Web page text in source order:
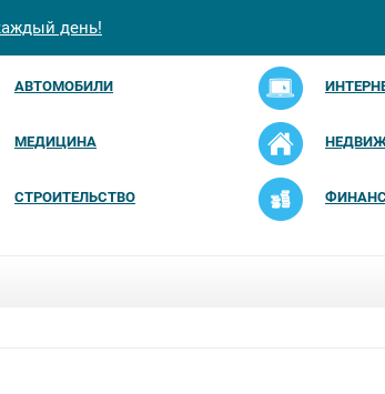
день!
АВТОМОБИЛИ
МЕДИЦИНА
СТРОИТЕЛЬСТВО